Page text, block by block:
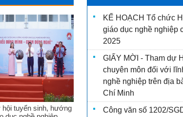
hội tuyển sinh, hướng
KẾ HOẠCH Tổ chức
giáo dục nghề nghiệp
2025
GIẤY MỜI - Tham dự
chuyên môn đối với
nghề nghiệp trên địa
Chí Minh
Công văn số 1202/